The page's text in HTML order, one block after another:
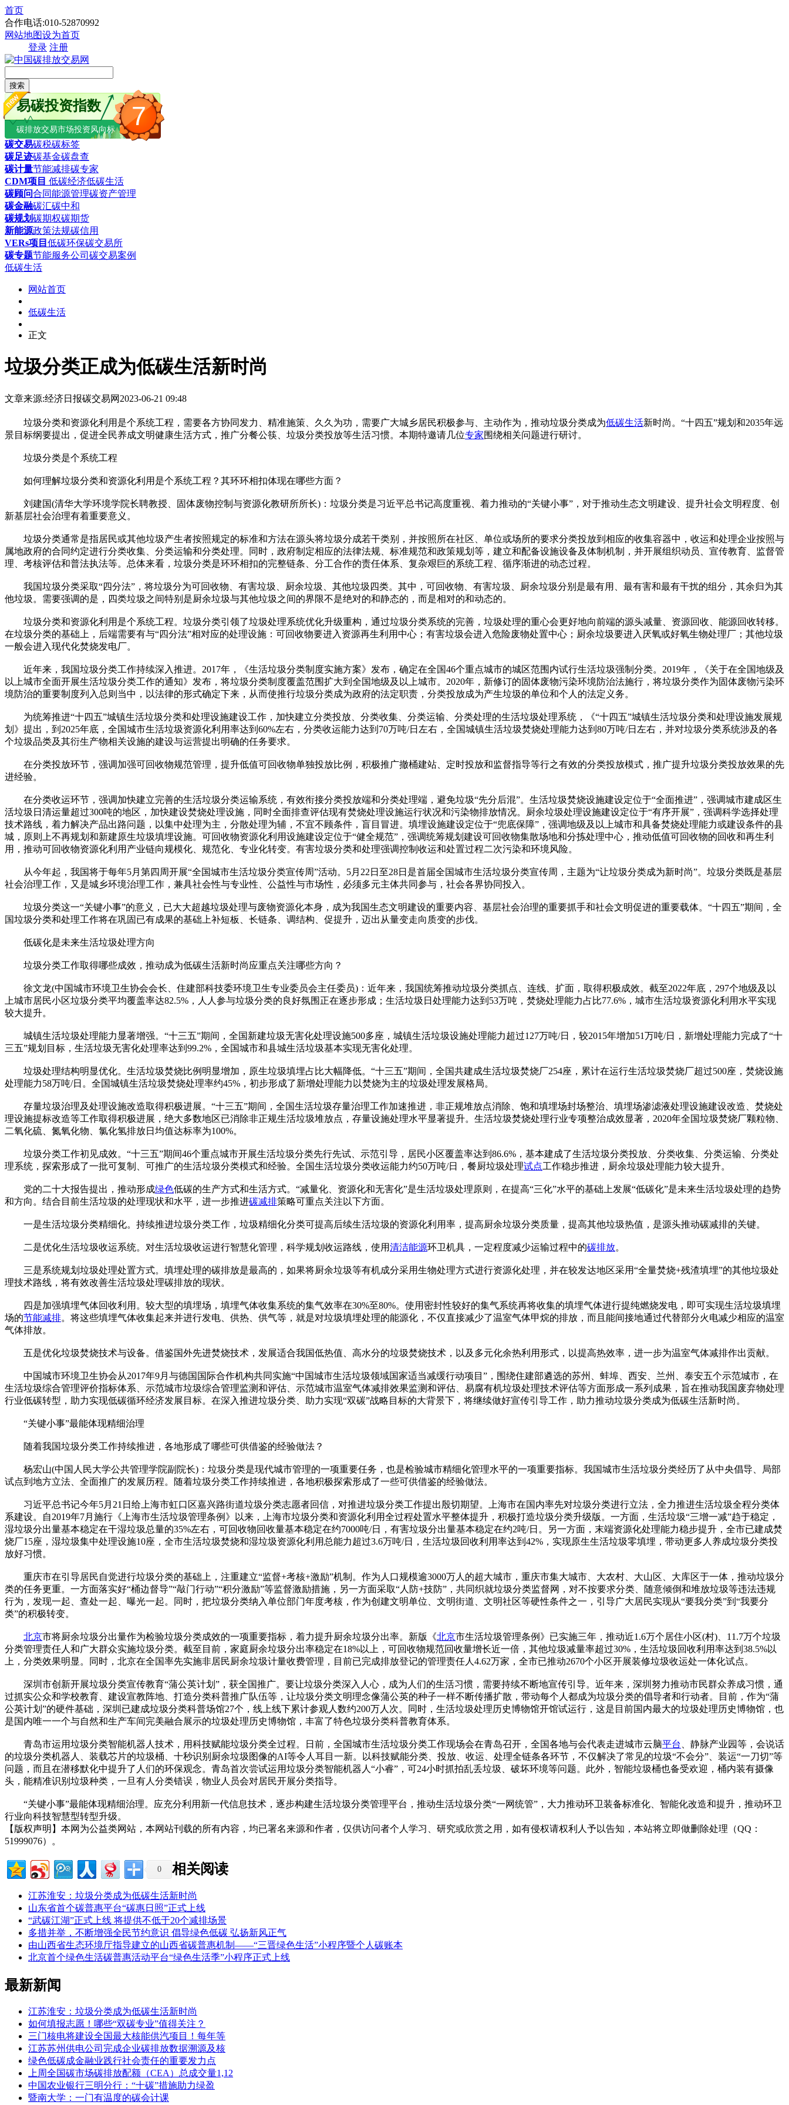
首页
合作电话:010-52870992
网站地图设为首页
登录 注册
搜索
7
易碳投资指数
碳排放交易市场投资风向标
碳交易碳税碳标签
碳足迹碳基金碳盘查
碳计量节能减排碳专家
CDM项目 低碳经济低碳生活
碳顾问合同能源管理碳资产管理
碳金融碳汇碳中和
碳规划碳期权碳期货
新能源政策法规碳信用
VERs项目 低碳环保碳交易所
碳专题节能服务公司 碳交易案例
低碳生活
网站首页
低碳生活
正文
垃圾分类正成为低碳生活新时尚
文章来源:经济日报碳交易网 2023-06-21 09:48
垃圾分类和资源化利用是个系统工程，需要各方协同发力、精准施策、久久为功，需要广大城乡居民积极参与、主动作为，推动垃圾分类成为低碳生活新时尚。“十四五”规划和2035年远
景目标纲要提出，促进全民养成文明健康生活方式，推广分餐公筷、垃圾分类投放等生活习惯。本期特邀请几位专家围绕相关问题进行研讨。
垃圾分类是个系统工程
如何理解垃圾分类和资源化利用是个系统工程？其环环相扣体现在哪些方面？
刘建国(清华大学环境学院长聘教授、固体废物控制与资源化教研所所长)：垃圾分类是习近平总书记高度重视、着力推动的“关键小事”，对于推动生态文明建设、提升社会文明程度、创
新基层社会治理有着重要意义。
垃圾分类通常是指居民或其他垃圾产生者按照规定的标准和方法在源头将垃圾分成若干类别，并按照所在社区、单位或场所的要求分类投放到相应的收集容器中，收运和处理企业按照与
属地政府的合同约定进行分类收集、分类运输和分类处理。同时，政府制定相应的法律法规、标准规范和政策规划等，建立和配备设施设备及体制机制，并开展组织动员、宣传教育、监督管
理、考核评估和普法执法等。总体来看，垃圾分类是环环相扣的完整链条、分工合作的责任体系、复杂艰巨的系统工程、循序渐进的动态过程。
我国垃圾分类采取“四分法”，将垃圾分为可回收物、有害垃圾、厨余垃圾、其他垃圾四类。其中，可回收物、有害垃圾、厨余垃圾分别是最有用、最有害和最有干扰的组分，其余归为其
他垃圾。需要强调的是，四类垃圾之间特别是厨余垃圾与其他垃圾之间的界限不是绝对的和静态的，而是相对的和动态的。
垃圾分类和资源化利用是个系统工程。垃圾分类引领了垃圾处理系统优化升级重构，通过垃圾分类系统的完善，垃圾处理的重心会更好地向前端的源头减量、资源回收、能源回收转移。
在垃圾分类的基础上，后端需要有与“四分法”相对应的处理设施：可回收物要进入资源再生利用中心；有害垃圾会进入危险废物处置中心；厨余垃圾要进入厌氧或好氧生物处理厂；其他垃圾
一般会进入现代化焚烧发电厂。
近年来，我国垃圾分类工作持续深入推进。2017年，《生活垃圾分类制度实施方案》发布，确定在全国46个重点城市的城区范围内试行生活垃圾强制分类。2019年，《关于在全国地级及
以上城市全面开展生活垃圾分类工作的通知》发布，将垃圾分类制度覆盖范围扩大到全国地级及以上城市。2020年，新修订的固体废物污染环境防治法施行，将垃圾分类作为固体废物污染环
境防治的重要制度列入总则当中，以法律的形式确定下来，从而使推行垃圾分类成为政府的法定职责，分类投放成为产生垃圾的单位和个人的法定义务。
为统筹推进“十四五”城镇生活垃圾分类和处理设施建设工作，加快建立分类投放、分类收集、分类运输、分类处理的生活垃圾处理系统，《“十四五”城镇生活垃圾分类和处理设施发展规
划》提出，到2025年底，全国城市生活垃圾资源化利用率达到60%左右，分类收运能力达到70万吨/日左右，全国城镇生活垃圾焚烧处理能力达到80万吨/日左右，并对垃圾分类系统涉及的各
个垃圾品类及其衍生产物相关设施的建设与运营提出明确的任务要求。
在分类投放环节，强调加强可回收物规范管理，提升低值可回收物单独投放比例，积极推广撤桶建站、定时投放和监督指导等行之有效的分类投放模式，推广提升垃圾分类投放效果的先
进经验。
在分类收运环节，强调加快建立完善的生活垃圾分类运输系统，有效衔接分类投放端和分类处理端，避免垃圾“先分后混”。生活垃圾焚烧设施建设定位于“全面推进”，强调城市建成区生
活垃圾日清运量超过300吨的地区，加快建设焚烧处理设施，同时全面排查评估现有焚烧处理设施运行状况和污染物排放情况。厨余垃圾处理设施建设定位于“有序开展”，强调科学选择处理
技术路线，着力解决产品出路问题，以集中处理为主，分散处理为辅，不宜不顾条件，盲目冒进。填埋设施建设定位于“兜底保障”，强调地级及以上城市和具备焚烧处理能力或建设条件的县
城，原则上不再规划和新建原生垃圾填埋设施。可回收物资源化利用设施建设定位于“健全规范”，强调统筹规划建设可回收物集散场地和分拣处理中心，推动低值可回收物的回收和再生利
用，推动可回收物资源化利用产业链向规模化、规范化、专业化转变。有害垃圾分类和处理强调控制收运和处置过程二次污染和环境风险。
从今年起，我国将于每年5月第四周开展“全国城市生活垃圾分类宣传周”活动。5月22日至28日是首届全国城市生活垃圾分类宣传周，主题为“让垃圾分类成为新时尚”。垃圾分类既是基层
社会治理工作，又是城乡环境治理工作，兼具社会性与专业性、公益性与市场性，必须多元主体共同参与，社会各界协同投入。
垃圾分类这一“关键小事”的意义，已大大超越垃圾处理与废物资源化本身，成为我国生态文明建设的重要内容、基层社会治理的重要抓手和社会文明促进的重要载体。“十四五”期间，全
国垃圾分类和处理工作将在巩固已有成果的基础上补短板、长链条、调结构、促提升，迈出从量变走向质变的步伐。
低碳化是未来生活垃圾处理方向
垃圾分类工作取得哪些成效，推动成为低碳生活新时尚应重点关注哪些方向？
徐文龙(中国城市环境卫生协会会长、住建部科技委环境卫生专业委员会主任委员)：近年来，我国统筹推动垃圾分类抓点、连线、扩面，取得积极成效。截至2022年底，297个地级及以
上城市居民小区垃圾分类平均覆盖率达82.5%，人人参与垃圾分类的良好氛围正在逐步形成；生活垃圾日处理能力达到53万吨，焚烧处理能力占比77.6%，城市生活垃圾资源化利用水平实现
较大提升。
城镇生活垃圾处理能力显著增强。“十三五”期间，全国新建垃圾无害化处理设施500多座，城镇生活垃圾设施处理能力超过127万吨/日，较2015年增加51万吨/日，新增处理能力完成了“十
三五”规划目标，生活垃圾无害化处理率达到99.2%，全国城市和县城生活垃圾基本实现无害化处理。
垃圾处理结构明显优化。生活垃圾焚烧比例明显增加，原生垃圾填埋占比大幅降低。“十三五”期间，全国共建成生活垃圾焚烧厂254座，累计在运行生活垃圾焚烧厂超过500座，焚烧设施
处理能力58万吨/日。全国城镇生活垃圾焚烧处理率约45%，初步形成了新增处理能力以焚烧为主的垃圾处理发展格局。
存量垃圾治理及处理设施改造取得积极进展。“十三五”期间，全国生活垃圾存量治理工作加速推进，非正规堆放点消除、饱和填埋场封场整治、填埋场渗滤液处理设施建设改造、焚烧处
理设施提标改造等工作取得积极进展，绝大多数地区已消除非正规生活垃圾堆放点，存量设施处理水平显著提升。生活垃圾焚烧处理行业专项整治成效显著，2020年全国垃圾焚烧厂颗粒物、
二氧化硫、氮氧化物、氯化氢排放日均值达标率为100%。
垃圾分类工作初见成效。“十三五”期间46个重点城市开展生活垃圾分类先行先试、示范引导，居民小区覆盖率达到86.6%，基本建成了生活垃圾分类投放、分类收集、分类运输、分类处
理系统，探索形成了一批可复制、可推广的生活垃圾分类模式和经验。全国生活垃圾分类收运能力约50万吨/日，餐厨垃圾处理试点工作稳步推进，厨余垃圾处理能力较大提升。
党的二十大报告提出，推动形成绿色低碳的生产方式和生活方式。“减量化、资源化和无害化”是生活垃圾处理原则，在提高“三化”水平的基础上发展“低碳化”是未来生活垃圾处理的趋势
和方向。结合目前生活垃圾的处理现状和水平，进一步推进碳减排策略可重点关注以下方面。
一是生活垃圾分类精细化。持续推进垃圾分类工作，垃圾精细化分类可提高后续生活垃圾的资源化利用率，提高厨余垃圾分类质量，提高其他垃圾热值，是源头推动碳减排的关键。
二是优化生活垃圾收运系统。对生活垃圾收运进行智慧化管理，科学规划收运路线，使用清洁能源环卫机具，一定程度减少运输过程中的碳排放。
三是系统规划垃圾处理处置方式。填埋处理的碳排放是最高的，如果将厨余垃圾等有机成分采用生物处理方式进行资源化处理，并在较发达地区采用“全量焚烧+残渣填埋”的其他垃圾处
理技术路线，将有效改善生活垃圾处理碳排放的现状。
四是加强填埋气体回收利用。较大型的填埋场，填埋气体收集系统的集气效率在30%至80%。使用密封性较好的集气系统再将收集的填埋气体进行提纯燃烧发电，即可实现生活垃圾填埋
场的节能减排。将这些填埋气体收集起来并进行发电、供热、供气等，就是对垃圾填埋处理的能源化，不仅直接减少了温室气体甲烷的排放，而且能间接地通过代替部分火电减少相应的温室
气体排放。
五是优化垃圾焚烧技术与设备。借鉴国外先进焚烧技术，发展适合我国低热值、高水分的垃圾焚烧技术，以及多元化余热利用形式，以提高热效率，进一步为温室气体减排作出贡献。
中国城市环境卫生协会从2017年9月与德国国际合作机构共同实施“中国城市生活垃圾领域国家适当减缓行动项目”，围绕住建部遴选的苏州、蚌埠、西安、兰州、泰安五个示范城市，在
生活垃圾综合管理评价指标体系、示范城市垃圾综合管理监测和评估、示范城市温室气体减排效果监测和评估、易腐有机垃圾处理技术评估等方面形成一系列成果，旨在推动我国废弃物处理
行业低碳转型，助力实现低碳循环经济发展目标。在深入推进垃圾分类、助力实现“双碳”战略目标的大背景下，将继续做好宣传引导工作，助力推动垃圾分类成为低碳生活新时尚。
“关键小事”最能体现精细治理
随着我国垃圾分类工作持续推进，各地形成了哪些可供借鉴的经验做法？
杨宏山(中国人民大学公共管理学院副院长)：垃圾分类是现代城市管理的一项重要任务，也是检验城市精细化管理水平的一项重要指标。我国城市生活垃圾分类经历了从中央倡导、局部
试点到地方立法、全面推广的发展历程。随着垃圾分类工作持续推进，各地积极探索形成了一些可供借鉴的经验做法。
习近平总书记今年5月21日给上海市虹口区嘉兴路街道垃圾分类志愿者回信，对推进垃圾分类工作提出殷切期望。上海市在国内率先对垃圾分类进行立法，全力推进生活垃圾全程分类体
系建设。自2019年7月施行《上海市生活垃圾管理条例》以来，上海市垃圾分类和资源化利用全过程处置水平整体提升，积极打造垃圾分类升级版。一方面，生活垃圾“三增一减”趋于稳定，
湿垃圾分出量基本稳定在干湿垃圾总量的35%左右，可回收物回收量基本稳定在约7000吨/日，有害垃圾分出量基本稳定在约2吨/日。另一方面，末端资源化处理能力稳步提升，全市已建成焚
烧厂15座，湿垃圾集中处理设施10座，全市生活垃圾焚烧和湿垃圾资源化利用总能力超过3.6万吨/日，生活垃圾回收利用率达到42%，实现原生生活垃圾零填埋，带动更多人养成垃圾分类投
放好习惯。
重庆市在引导居民自觉进行垃圾分类的基础上，注重建立“监督+考核+激励”机制。作为人口规模逾3000万人的超大城市，重庆市集大城市、大农村、大山区、大库区于一体，推动垃圾分
类的任务更重。一方面落实好“桶边督导”“敲门行动”“积分激励”等监督激励措施，另一方面采取“人防+技防”，共同织就垃圾分类监督网，对不按要求分类、随意倾倒和堆放垃圾等违法违规
行为，发现一起、查处一起、曝光一起。同时，把垃圾分类纳入单位部门年度考核，作为创建文明单位、文明街道、文明社区等硬性条件之一，引导广大居民实现从“要我分类”到“我要分
类”的积极转变。
北京市将厨余垃圾分出量作为检验垃圾分类成效的一项重要指标，着力提升厨余垃圾分出率。新版《北京市生活垃圾管理条例》已实施三年，推动近1.6万个居住小区(村)、11.7万个垃圾
分类管理责任人和广大群众实施垃圾分类。截至目前，家庭厨余垃圾分出率稳定在18%以上，可回收物规范回收量增长近一倍，其他垃圾减量率超过30%，生活垃圾回收利用率达到38.5%以
上，分类效果明显。同时，北京在全国率先实施非居民厨余垃圾计量收费管理，目前已完成排放登记的管理责任人4.62万家，全市已推动2670个小区开展装修垃圾收运处一体化试点。
深圳市创新开展垃圾分类宣传教育“蒲公英计划”，获全国推广。要让垃圾分类深入人心，成为人们的生活习惯，需要持续不断地宣传引导。近年来，深圳努力推动市民群众养成习惯，通
过抓实公众和学校教育、建设宣教阵地、打造分类科普推广队伍等，让垃圾分类文明理念像蒲公英的种子一样不断传播扩散，带动每个人都成为垃圾分类的倡导者和行动者。目前，作为“蒲
公英计划”的硬件基础，深圳已建成垃圾分类科普场馆27个，线上线下累计参观人数约200万人次。同时，生活垃圾处理历史博物馆开馆试运行，这是目前国内最大的垃圾处理历史博物馆，也
是国内唯一一个与自然和生产车间完美融合展示的垃圾处理历史博物馆，丰富了特色垃圾分类科普教育体系。
青岛市运用垃圾分类智能机器人技术，用科技赋能垃圾分类全过程。日前，全国城市生活垃圾分类工作现场会在青岛召开，全国各地与会代表走进城市云脑平台
、静脉产业园等，会说话
的垃圾分类机器人、装载芯片的垃圾桶、十秒识别厨余垃圾图像的AI等令人耳目一新。以科技赋能分类、投放、收运、处理全链条各环节，不仅解决了常见的垃圾“不会分”、装运“一刀切”等
问题，而且在潜移默化中提升了人们的环保观念。青岛首次尝试运用垃圾分类智能机器人“小睿”，可24小时抓拍乱丢垃圾、破坏环境等问题。此外，智能垃圾桶也备受欢迎，桶内装有摄像
头，能精准识别垃圾种类，一旦有人分类错误，物业人员会对居民开展分类指导。
“关键小事”最能体现精细治理。应充分利用新一代信息技术，逐步构建生活垃圾分类管理平台，推动生活垃圾分类“一网统管”，大力推动环卫装备标准化、智能化改造和提升，推动环卫
行业向科技智慧型转型升级。
【版权声明】本网为公益类网站，本网站刊载的所有内容，均已署名来源和作者，仅供访问者个人学习、研究或欣赏之用，如有侵权请权利人予以告知，本站将立即做删除处理（QQ：
51999076）。
0 相关阅读
江苏淮安：垃圾分类成为低碳生活新时尚
山东省首个碳普惠平台“碳惠日照”正式上线
“武碳江湖”正式上线 将提供不低于20个减排场景
多措并举，不断增强全民节约意识 倡导绿色低碳 弘扬新风正气
由山西省生态环境厅指导建立的山西省碳普惠机制——“三晋绿色生活”小程序暨个人碳账本
北京首个绿色生活碳普惠活动平台“绿色生活季”小程序正式上线
最新新闻
江苏淮安：垃圾分类成为低碳生活新时尚
如何填报志愿！哪些“双碳专业”值得关注？
三门核电将建设全国最大核能供汽项目！每年等
江苏苏州供电公司完成企业碳排放数据溯源及核
绿色低碳成金融业践行社会责任的重要发力点
上周全国碳市场碳排放配额（CEA）总成交量1,12
中国农业银行三明分行：“十碳”措施助力绿盈
暨南大学：一门有温度的碳会计课